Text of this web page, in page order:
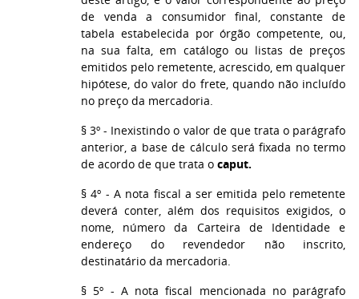
de venda a consumidor final, constante de
tabela estabelecida por órgão competente, ou,
na sua falta, em catálogo ou listas de preços
emitidos pelo remetente, acrescido, em qualquer
hipótese, do valor do frete, quando não incluído
no preço da mercadoria.
§ 3º - Inexistindo o valor de que trata o parágrafo
anterior, a base de cálculo será fixada no termo
de acordo de que trata o caput.
§ 4º - A nota fiscal a ser emitida pelo remetente
deverá conter, além dos requisitos exigidos, o
nome, número da Carteira de Identidade e
endereço do revendedor não inscrito,
destinatário da mercadoria.
§ 5º - A nota fiscal mencionada no parágrafo